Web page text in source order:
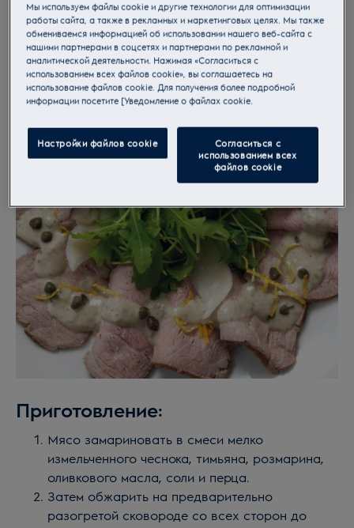
Приготовление:
Мясо замариновать в смеси мелко
измельченного чеснока, тимьяна, розмарина,
оливкового масла, соли и перца.
Затем обжарить на предварительно
разогретой сковороде со всех сторон до
Мы используем файлы cookie и другие технологии для оптимизации
работы сайта, а также в рекламных и маркетинговых целях. Мы также
обмениваемся информацией об использовании нашего веб-сайта с
нашими партнерами в соцсетях и партнерами по рекламной и
аналитической деятельности. Нажимая «Согласиться с
использованием всех файлов cookie», вы соглашаетесь на
использование файлов cookie. Для получения более подробной
информации посетите [Уведомление о файлах cookie.
Настройки файлов cookie
Согласиться с
использованием всех
файлов cookie